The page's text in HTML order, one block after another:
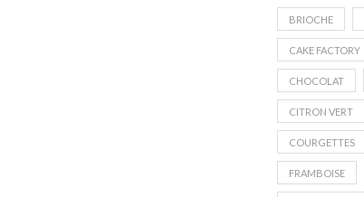
BRIOCHE
CAKE FACTORY
CHOCOLAT
CITRON VERT
COURGETTES
FRAMBOISE